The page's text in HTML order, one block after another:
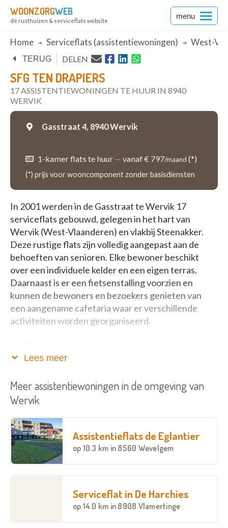
WOONZORGWEB
dé rusthuizen & serviceflats website
menu
Breadcrumb
Home Serviceflats (assistentiewoningen) West-
SFG TEN DRAPIERS
17 ASSISTENTIEWONINGEN TE HUUR IN 8940
WERVIK
TERUG DELEN
Gasstraat 4, 8940 Wervik
1-kamer flats te huur — vanaf € 797/maand (*)
(*) prijs voor wooncomponent zonder basisdiensten
In 2001 werden in de Gasstraat te Wervik 17
serviceflats gebouwd, gelegen in het hart van
Wervik (West-Vlaanderen) en vlakbij Steenakker.
Deze rustige flats zijn volledig aangepast aan de
behoeften van senioren. Elke bewoner beschikt
over een individuele kelder en een eigen terras.
Daarnaast is er een fietsenstalling voorzien en
kunnen de bewoners en bezoekers genieten van
een aangename cafetaria waar er verschillende
activiteiten worden georganiseerd.
domotica- en noodoproepsysteem. Er is een lift
De bewoners kunnen beroep doen op de bestaande
dienstverlening en activiteiten van het Woon- en
De woongelegenheden bieden voorrang bij een
eventuele opname in een woonzorgcentrum van het
Woon- en Zorgbedrijf.
Huisdieren zijn niet toegelaten met uitzondering
Lees meer
Meer assistentiewoningen in de omgeving van
Wervik
Assistentieflats de Eglantier
op 10.3 km in 8560 Wevelgem
Serviceflat in De Harchies
op 14.0 km in 8908 Vlamertinge